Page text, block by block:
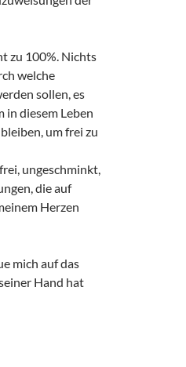
zu 100%. Nichts
welche
sollen, es
in diesem Leben
um frei zu
ungeschminkt,
die auf
Herzen
mich auf das
Hand hat